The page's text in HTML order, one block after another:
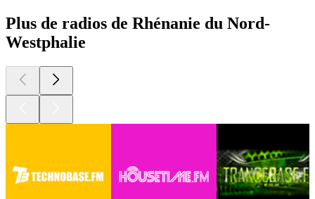
Plus de radios de Rhénanie du Nord-
Westphalie